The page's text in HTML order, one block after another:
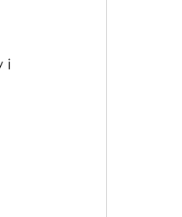
i